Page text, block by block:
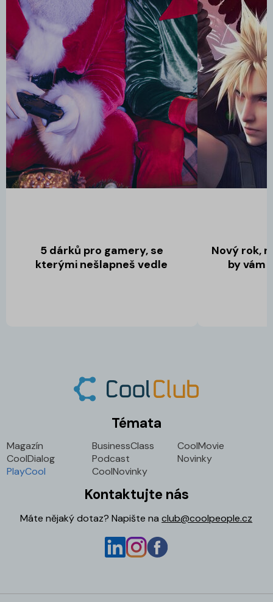
5 dárků pro gamery, se
kterými nešlapneš vedle
Nový rok,
by vám
Témata
Magazín BusinessClass
CoolMovie
CoolDialog
Podcast
Novinky
PlayCool
CoolNovinky
Kontaktujte nás
Máte nějaký dotaz? Napište naclub@coolpeople.cz